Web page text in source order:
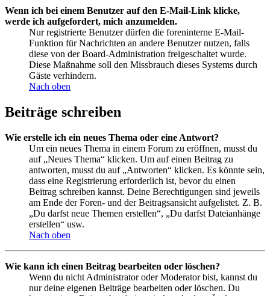
Wenn ich bei einem Benutzer auf den E-Mail-Link klicke,
werde ich aufgefordert, mich anzumelden.
Nur registrierte Benutzer dürfen die foreninterne E-Mail-
Funktion für Nachrichten an andere Benutzer nutzen, falls
diese von der Board-Administration freigeschaltet wurde.
Diese Maßnahme soll den Missbrauch dieses Systems durch
Gäste verhindern.
Nach oben
Beiträge schreiben
Wie erstelle ich ein neues Thema oder eine Antwort?
Um ein neues Thema in einem Forum zu eröffnen, musst du
auf „Neues Thema“ klicken. Um auf einen Beitrag zu
antworten, musst du auf „Antworten“ klicken. Es könnte sein,
dass eine Registrierung erforderlich ist, bevor du einen
Beitrag schreiben kannst. Deine Berechtigungen sind jeweils
am Ende der Foren- und der Beitragsansicht aufgelistet. Z. B.
„Du darfst neue Themen erstellen“, „Du darfst Dateianhänge
erstellen“ usw.
Nach oben
Wie kann ich einen Beitrag bearbeiten oder löschen?
Wenn du nicht Administrator oder Moderator bist, kannst du
nur deine eigenen Beiträge bearbeiten oder löschen. Du